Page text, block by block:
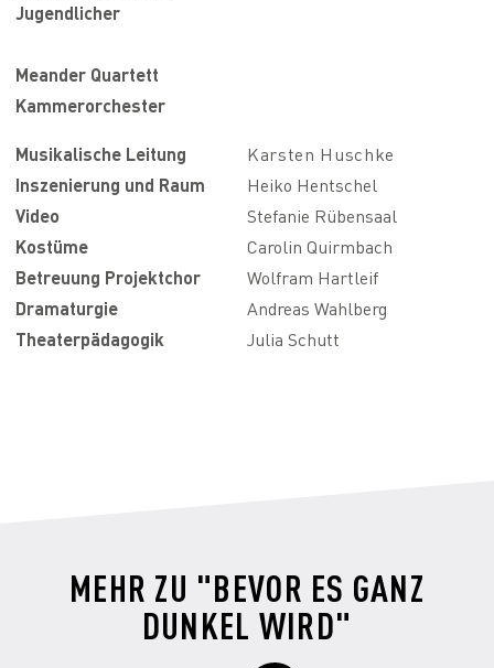
Jugendlicher
Meander Quartett
Kammerorchester
Musikalische Leitung
Karsten Huschke
Inszenierung und Raum
Heiko Hentschel
Video
Stefanie Rübensaal
Kostüme
Carolin Quirmbach
Betreuung Projektchor
Wolfram Hartleif
Dramaturgie
Andreas Wahlberg
Theaterpädagogik
Julia Schutt
MEHR ZU "BEVOR ES GANZ
DUNKEL WIRD"